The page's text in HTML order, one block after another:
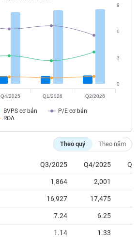
BVPS cơ bản
P/E cơ bản
ROA
0
3
6
9
Q4/2025 Q1/2026 Q2/2026
Theo quý Theo năm
Q3/2025 Q4/2025
1,864 2,001
16,927 17,475
7.24 6.25
1.14 1.33